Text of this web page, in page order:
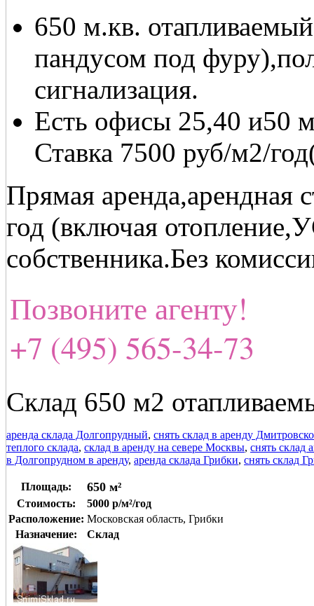
650 м.кв.
пандусом под
сигнализация.
Есть офисы 25,40 и50
Ставка 7500 руб/м2/
Прямая аренда,арендная
год (включая
собственника.Без
Позвоните агенту!
+7 (495) 565-34-73
Склад 650 м2
аренда склада Долгопрудный, снять склад в аренду
теплого склада, склад в аренду на севере Москвы, снять склад
в Долгопрудном в аренду, аренда склада Грибки, снять склад
Площадь: 650 м²
Стоимость:
5000 р/м²/год
Расположение: Московская область, Грибки
Назначение:
Склад